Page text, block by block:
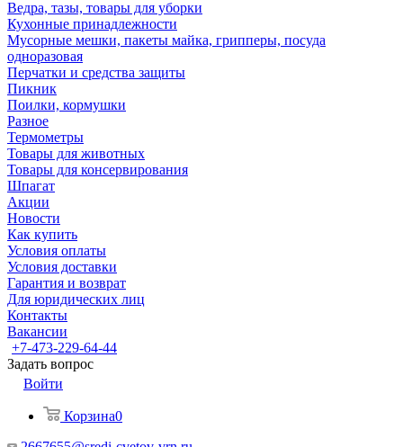
Ведра, тазы, товары для уборки
Кухонные принадлежности
Мусорные мешки, пакеты майка, грипперы, посуда
одноразовая
Перчатки и средства защиты
Пикник
Поилки, кормушки
Разное
Термометры
Товары для животных
Товары для консервирования
Шпагат
Акции
Новости
Как купить
Условия оплаты
Условия доставки
Гарантия и возврат
Для юридических лиц
Контакты
Вакансии
+7-473-229-64-44
Задать вопрос
Войти
Корзина0